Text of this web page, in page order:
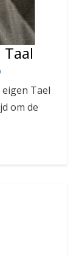
Tael
om de